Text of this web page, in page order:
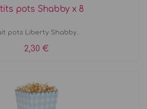
pots Shabby x 8
pots Liberty Shabby...
2,30 €